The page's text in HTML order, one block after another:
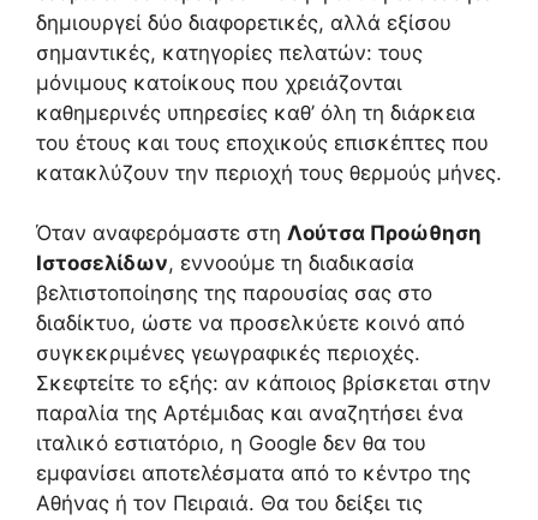
δημιουργεί δύο διαφορετικές, αλλά εξίσου
σημαντικές, κατηγορίες πελατών: τους
μόνιμους κατοίκους που χρειάζονται
καθημερινές υπηρεσίες καθ’ όλη τη διάρκεια
του έτους και τους εποχικούς επισκέπτες που
κατακλύζουν την περιοχή τους θερμούς μήνες.
Όταν αναφερόμαστε στη Λούτσα Προώθηση
Ιστοσελίδων, εννοούμε τη διαδικασία
βελτιστοποίησης της παρουσίας σας στο
διαδίκτυο, ώστε να προσελκύετε κοινό από
συγκεκριμένες γεωγραφικές περιοχές.
Σκεφτείτε το εξής: αν κάποιος βρίσκεται στην
παραλία της Αρτέμιδας και αναζητήσει ένα
ιταλικό εστιατόριο, η Google δεν θα του
εμφανίσει αποτελέσματα από το κέντρο της
Αθήνας ή τον Πειραιά. Θα του δείξει τις